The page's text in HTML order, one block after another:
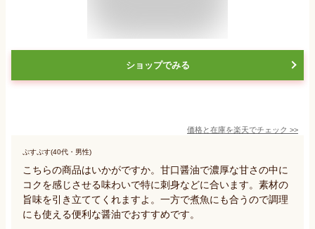
ショップでみる
価格と在庫を楽天でチェック >>
ぷすぷす(40代・男性)
こちらの商品はいかがですか。甘口醤油で濃厚な甘さの中に
コクを感じさせる味わいで特に刺身などに合います。素材の
旨味を引き立ててくれますよ。一方で煮魚にも合うので調理
にも使える便利な醤油でおすすめです。